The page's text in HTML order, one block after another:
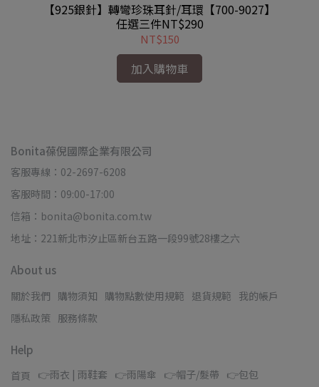
【925銀針】轉彎珍珠耳針/耳環【700-9027】
任選三件NT$290
NT$150
加入購物車
Bonita葆倪國際企業有限公司
客服專線：02-2697-6208
客服時間：09:00-17:00
信箱：bonita@bonita.com.tw
地址：221新北市汐止區新台五路一段99號28樓之六
About us
關於我們 購物須知 購物點數使用規範 退貨規範 我的帳戶
隱私政策 服務條款
Help
首頁 👉雨衣 | 雨鞋套 👉雨陽傘 👉帽子/髮帶 👉包包